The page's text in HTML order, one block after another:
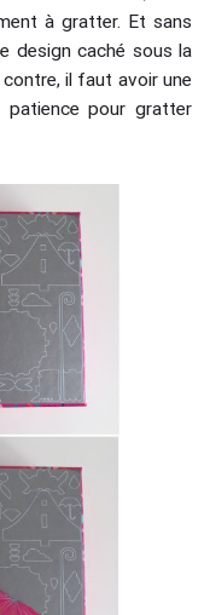
à gratter. Et sans
design caché sous la
il faut avoir une
pour gratter